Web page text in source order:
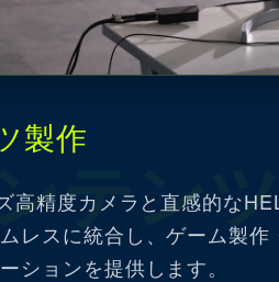
テン
製作
高精度カメラと直感的な
レスに統合し、ゲーム製
ションを提供します。